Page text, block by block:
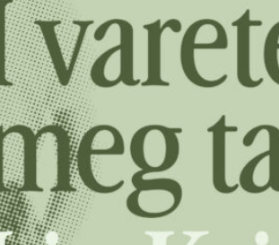
Krim
Noveller
Roman
Tegneserier
kvalitetslitteratur